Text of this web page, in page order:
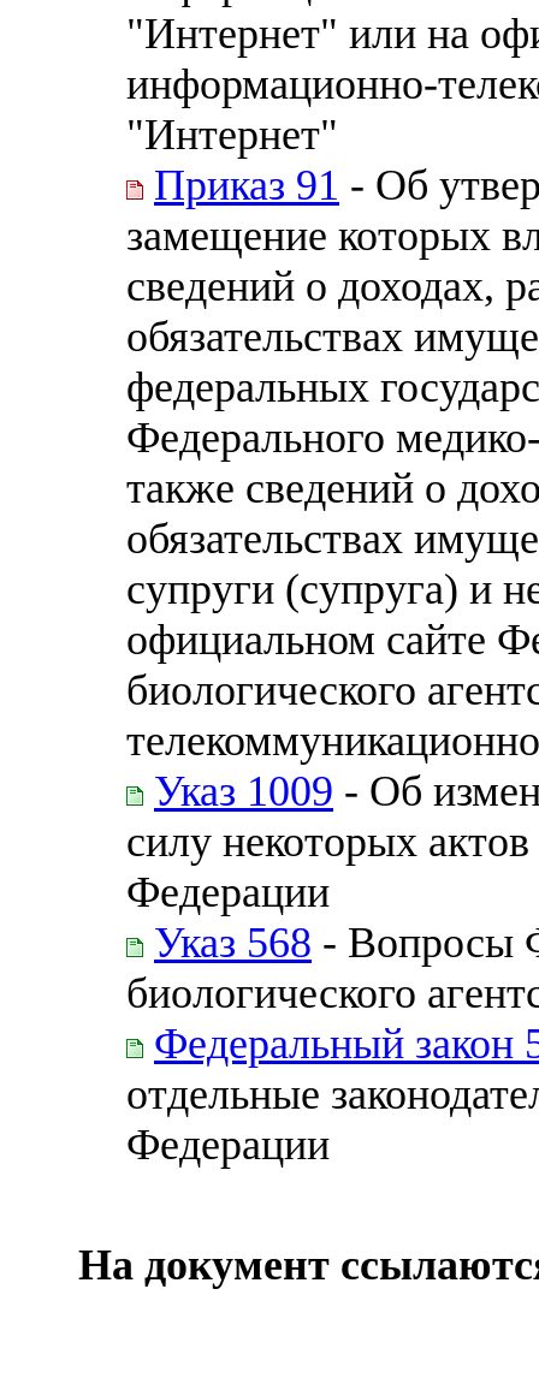
"Интернет" или на
информационно-
"Интернет"
Приказ 91 - Об
замещение которых
сведений о доходах,
обязательствах
федеральных
Федерального
также сведений о
обязательствах
супруги (супруга) и
официальном сайте
биологического
Указ 1009 - Об
силу некоторых
Федерации
Указ 568 - Вопросы
биологического
Федеральный закон
отдельные
Федерации
На документ